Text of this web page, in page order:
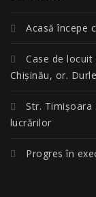
Acasă începe
Case de
Chișinău, or.
Str. Timișoara
lucrărilor
Progres în